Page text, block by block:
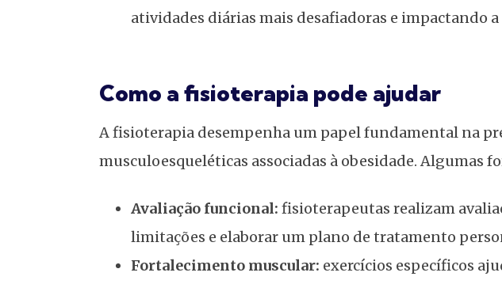
atividades diárias mais desafiadoras e impactando
Como a fisioterapia pode ajudar
A fisioterapia desempenha um papel fundamental na
musculoesqueléticas associadas à obesidade. Algumas
Avaliação funcional: fisioterapeutas realizam
limitações e elaborar um plano de tratamento
Fortalecimento muscular: exercícios específicos